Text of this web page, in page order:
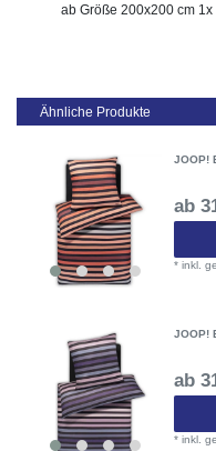
ab Größe 200x200 cm
Ähnliche Produkte
JOOP!
ab
*inkl.
JOOP!
ab
*inkl.